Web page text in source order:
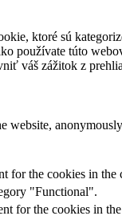
ktoré sú
používate túto
váš zážitok z
website,
for the cookies in
"Functional".
for the cookies in